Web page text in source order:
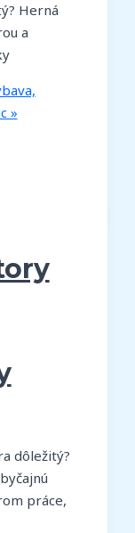
Herná
a
»
dôležitý?
práce,